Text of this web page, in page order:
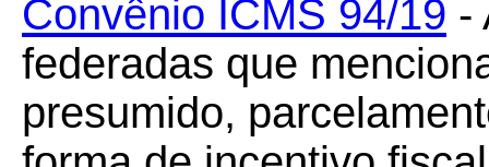
Convênio ICMS 94/19 -
federadas que
presumido,